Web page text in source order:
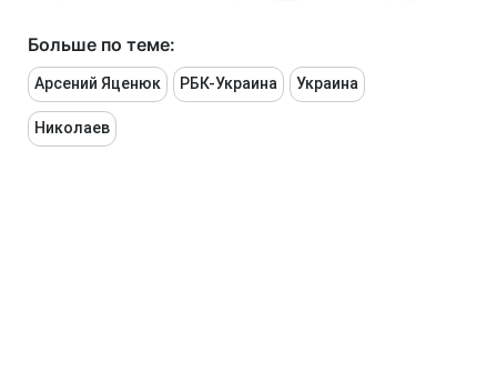
Больше по теме:
Арсений Яценюк РБК-Украина Украина
Николаев